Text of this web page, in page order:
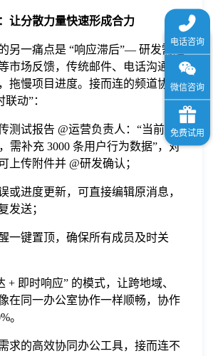
让分散力量快速形成合力
另一痛点是 “响应滞后”— 研发需运
市场反馈，传统邮件、电话沟通动
拖慢项目进度。接而连的频道协作
动”：
测试报告 @运营负责人：“当前模
需补充 3000 条用户行为数据”，对
上传附件并 @研发确认；
或进度更新，可直接编辑原消息，
发送；
一键置顶，确保所有成员及时关
+ 即时响应” 的模式，让跨地域、
在同一办公室协作一样顺畅，协作
。
求的高效协同办公工具，接而连不